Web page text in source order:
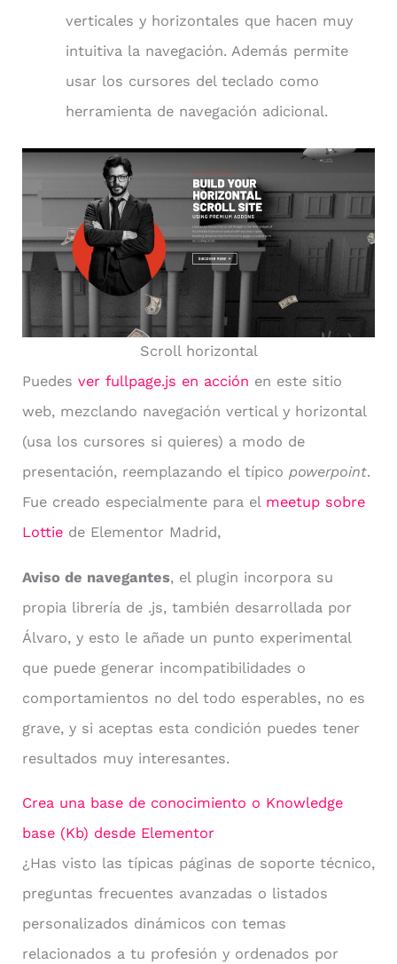
verticales y horizontales que hacen muy
intuitiva la navegación. Además permite
usar los cursores del teclado como
herramienta de navegación adicional.
Scroll horizontal
Puedes ver fullpage.js en acción en este sitio
web, mezclando navegación vertical y horizontal
(usa los cursores si quieres) a modo de
presentación, reemplazando el típico powerpoint.
Fue creado especialmente para el meetup sobre
Lottie de Elementor Madrid,
Aviso de navegantes, el plugin incorpora su
propia librería de .js, también desarrollada por
Álvaro, y esto le añade un punto experimental
que puede generar incompatibilidades o
comportamientos no del todo esperables, no es
grave, y si aceptas esta condición puedes tener
resultados muy interesantes.
Crea una base de conocimiento o Knowledge
base (Kb) desde Elementor
¿Has visto las típicas páginas de soporte técnico,
preguntas frecuentes avanzadas o listados
personalizados dinámicos con temas
relacionados a tu profesión y ordenados por